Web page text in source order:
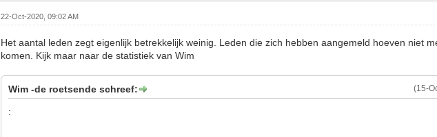
22-Oct-2020, 09:02 AM
Het aantal leden zegt eigenlijk betrekkelijk weinig. Leden die zich hebben aangemeld hoeven niet
komen. Kijk maar naar de statistiek van Wim
(15-
Wim -de roetsende schreef:
: